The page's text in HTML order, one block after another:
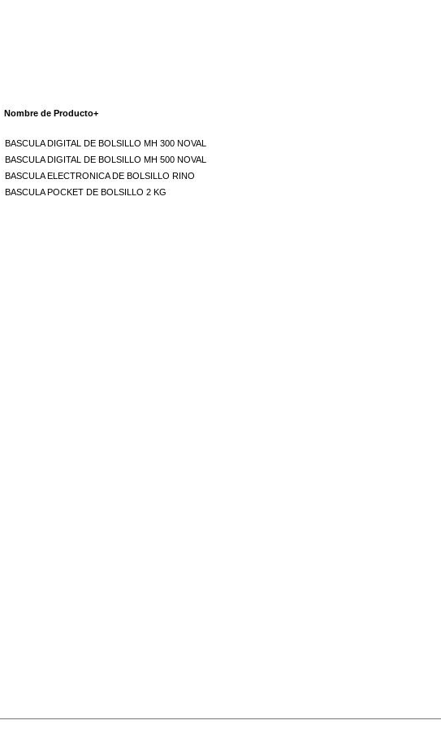
Nombre de Producto+
BASCULA DIGITAL DE BOLSILLO MH 300 NOVAL
BASCULA DIGITAL DE BOLSILLO MH 500 NOVAL
BASCULA ELECTRONICA DE BOLSILLO RINO
BASCULA POCKET DE BOLSILLO 2 KG